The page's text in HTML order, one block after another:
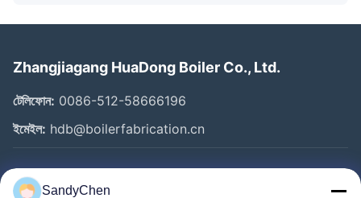
Zhangjiagang HuaDong Boiler Co., Ltd.
টেলিফোন: 0086-512-58666196
ইমেইল: hdb@boilerfabrication.cn
গুরুত্বপূর্ণ সংযোগ
SandyChen